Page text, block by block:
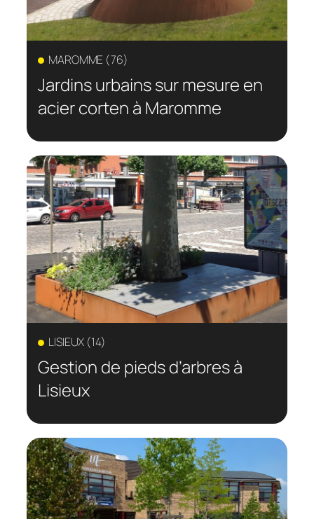
MAROMME (76)
Jardins urbains sur mesure en
acier corten à Maromme
LISIEUX (14)
Gestion de pieds d’arbres à
Lisieux